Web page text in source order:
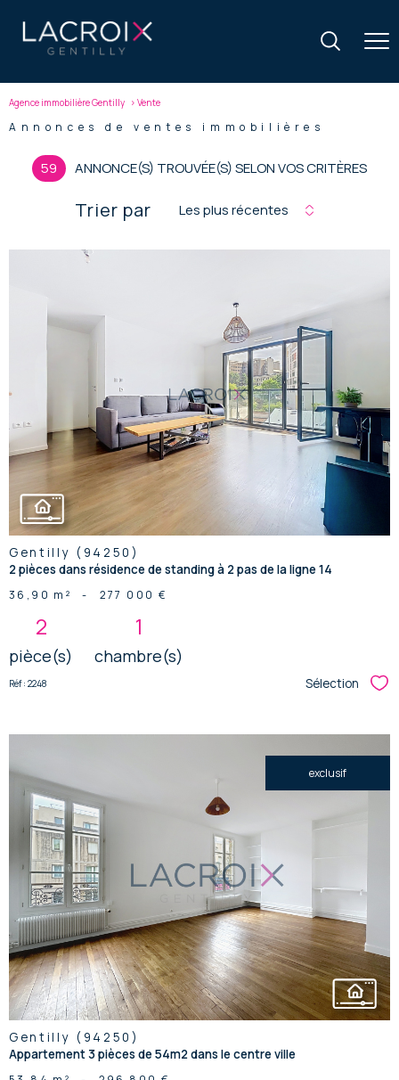
Agence immobilière Gentilly Vente
Annonces de ventes immobilières
59 ANNONCE(S) TROUVÉE(S) SELON VOS CRITÈRES
Trier par Les plus récentes
voir le
bien
Gentilly (94250)
2 pièces dans résidence de standing à 2 pas de la ligne 14
36,90 m² - 277 000 €
2
pièce(s)
1
chambre(s)
Réf : 2248 Sélection
exclusif
voir le
bien
Gentilly (94250)
Appartement 3 pièces de 54m2 dans le centre ville